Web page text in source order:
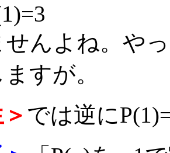
せんよね。や
すが。
では逆に